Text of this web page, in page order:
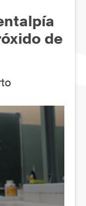
de